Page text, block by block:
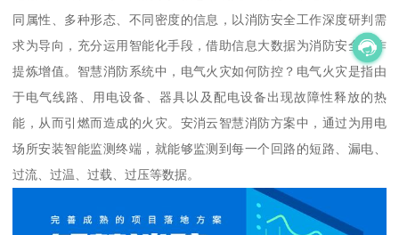
同属性、多种形态、不同密度的信息，以消防安全工作深度研判需
求为导向，充分运用智能化手段，借助信息大数据为消防安全工作
提炼增值。智慧消防系统中，电气火灾如何防控？电气火灾是指由
于电气线路、用电设备、器具以及配电设备出现故障性释放的热
能，从而引燃而造成的火灾。安消云智慧消防方案中，通过为用电
场所安装智能监测终端，就能够监测到每一个回路的短路、漏电、
过流、过温、过载、过压等数据。